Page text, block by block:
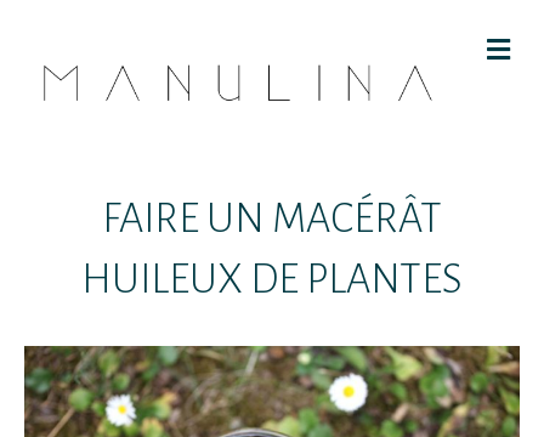
M
FAIRE UN MACÉRÂT
HUILEUX DE PLANTES